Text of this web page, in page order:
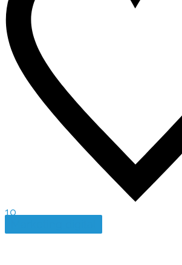
10